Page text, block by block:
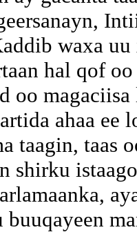
waxa
hal qof
oo
ahaa ee
taagin, taas
shirku